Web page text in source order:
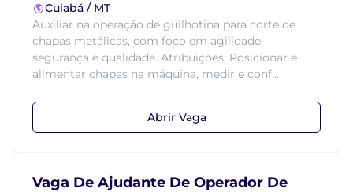
Cuiabá / MT
Auxiliar na operação de guilhotina para corte de
chapas metálicas, com foco em agilidade,
segurança e qualidade. Atribuições: Posicionar e
alimentar chapas na máquina, medir e conf...
Abrir Vaga
Vaga De Ajudante De Operador De